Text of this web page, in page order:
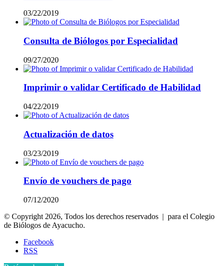
03/22/2019
Consulta de Biólogos por Especialidad
09/27/2020
Imprimir o validar Certificado de Habilidad
04/22/2019
Actualización de datos
03/23/2019
Envío de vouchers de pago
07/12/2020
© Copyright 2026, Todos los derechos reservados | para el Colegio
de Biólogos de Ayacucho.
Facebook
RSS